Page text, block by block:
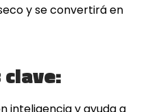
y se convertirá en
inteligencia y ayuda a